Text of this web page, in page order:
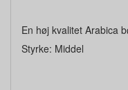
En høj kvalitet Arabica
Styrke: Middel